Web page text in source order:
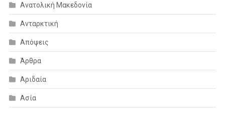
Ανατολική Μακεδονία
Ανταρκτική
Απόψεις
Άρθρα
Αριδαία
Ασία